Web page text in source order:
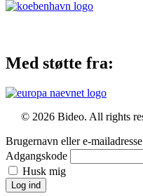
Med støtte fra:
© 2026 Bideo. All rights
Brugernavn eller e-mailadresse
Adgangskode
Husk mig
Log ind